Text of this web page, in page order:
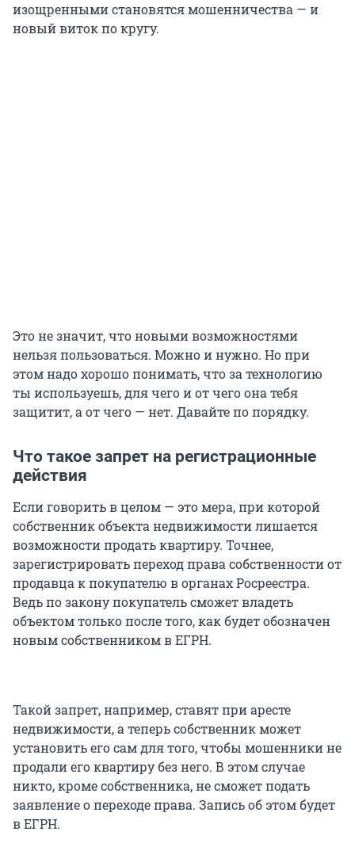
изощренными становятся мошенничества — и
новый виток по кругу.
Это не значит, что новыми возможностями
нельзя пользоваться. Можно и нужно. Но при
этом надо хорошо понимать, что за технологию
ты используешь, для чего и от чего она тебя
защитит, а от чего — нет. Давайте по порядку.
Что такое запрет на регистрационные
действия
Если говорить в целом — это мера, при которой
собственник объекта недвижимости лишается
возможности продать квартиру. Точнее,
зарегистрировать переход права собственности от
продавца к покупателю в органах Росреестра.
Ведь по закону покупатель сможет владеть
объектом только после того, как будет обозначен
новым собственником в ЕГРН.
Такой запрет, например, ставят при аресте
недвижимости, а теперь собственник может
установить его сам для того, чтобы мошенники не
продали его квартиру без него. В этом случае
никто, кроме собственника, не сможет подать
заявление о переходе права. Запись об этом будет
в ЕГРН.